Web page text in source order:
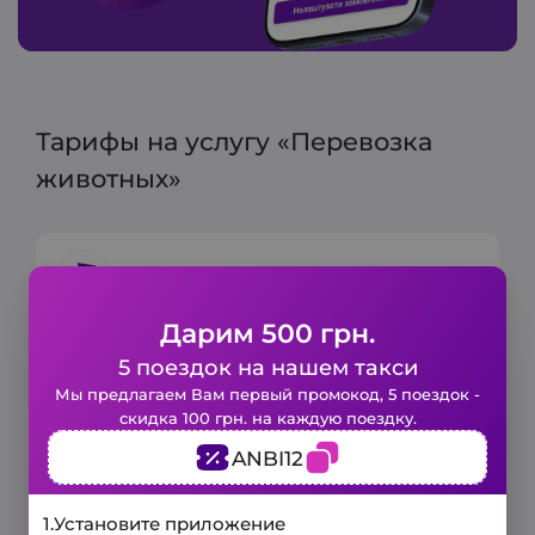
Тарифы на услугу «Перевозка
животных»
Минимальный тариф:
Включено 6 мин и 3 км
80+80 грн.
Цена за 1 км: 15 грн
Закажите такси в 1 клик!
Заполните короткую форму и наше
авто будет у вас уже через
несколько минут.
3 минуты
Дарим 500 грн.
5 поездок на нашем такси
Мы предлагаем Вам первый промокод, 5 поездок -
скидка 100 грн. на каждую поездку.
ANBI12
1.Установите приложение